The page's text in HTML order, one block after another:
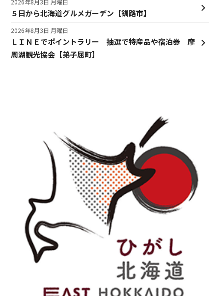
５日から北海道グルメガーデン【釧路市】
2026年8月3日 月曜日
ＬＩＮＥでポイントラリー 抽選で特産品や宿泊券 摩
周湖観光協会【弟子屈町】
2026年8月3日 月曜日